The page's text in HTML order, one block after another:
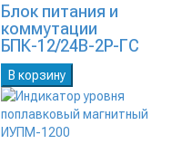
Блок питания и
коммутации
БПК-12/24В-2Р-ГС
В корзину